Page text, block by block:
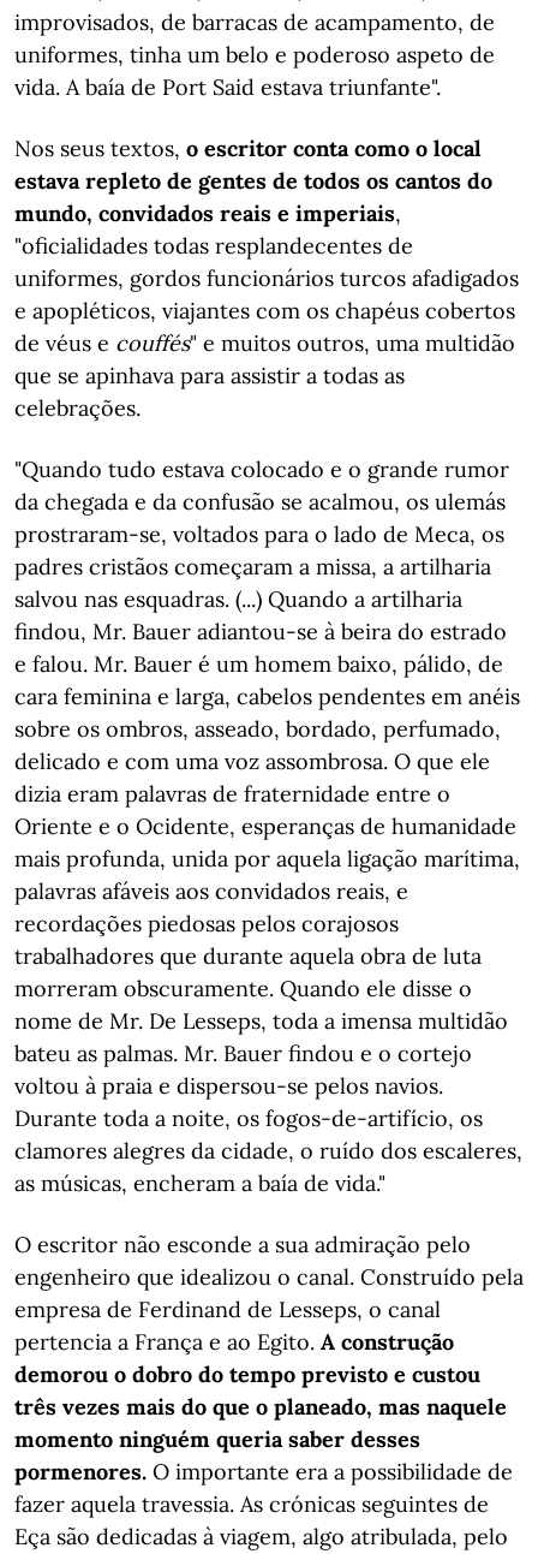
improvisados, de barracas de acampamento, de
uniformes, tinha um belo e poderoso aspeto de
vida. A baía de Port Said estava triunfante".
Nos seus textos, o escritor conta como o local
estava repleto de gentes de todos os cantos do
mundo, convidados reais e imperiais,
"oficialidades todas resplandecentes de
uniformes, gordos funcionários turcos afadigados
e apopléticos, viajantes com os chapéus cobertos
de véus e couffés" e muitos outros, uma multidão
que se apinhava para assistir a todas as
celebrações.
"Quando tudo estava colocado e o grande rumor
da chegada e da confusão se acalmou, os ulemás
prostraram-se, voltados para o lado de Meca, os
padres cristãos começaram a missa, a artilharia
salvou nas esquadras. (...) Quando a artilharia
findou, Mr. Bauer adiantou-se à beira do estrado
e falou. Mr. Bauer é um homem baixo, pálido, de
cara feminina e larga, cabelos pendentes em anéis
sobre os ombros, asseado, bordado, perfumado,
delicado e com uma voz assombrosa. O que ele
dizia eram palavras de fraternidade entre o
Oriente e o Ocidente, esperanças de humanidade
mais profunda, unida por aquela ligação marítima,
palavras afáveis aos convidados reais, e
recordações piedosas pelos corajosos
trabalhadores que durante aquela obra de luta
morreram obscuramente. Quando ele disse o
nome de Mr. De Lesseps, toda a imensa multidão
bateu as palmas. Mr. Bauer findou e o cortejo
voltou à praia e dispersou-se pelos navios.
Durante toda a noite, os fogos-de-artifício, os
clamores alegres da cidade, o ruído dos escaleres,
as músicas, encheram a baía de vida."
O escritor não esconde a sua admiração pelo
engenheiro que idealizou o canal. Construído pela
empresa de Ferdinand de Lesseps, o canal
pertencia a França e ao Egito. A construção
demorou o dobro do tempo previsto e custou
três vezes mais do que o planeado, mas naquele
momento ninguém queria saber desses
pormenores. O importante era a possibilidade de
fazer aquela travessia. As crónicas seguintes de
Eça são dedicadas à viagem, algo atribulada, pelo